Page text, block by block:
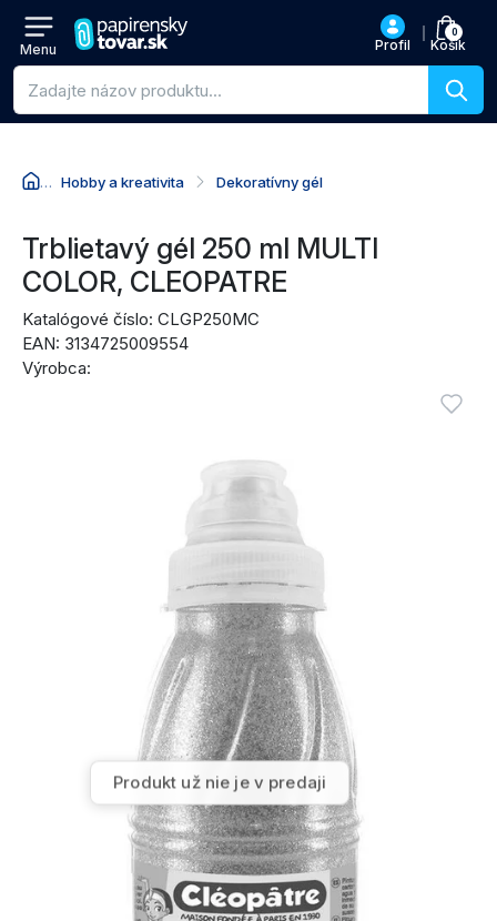
Menu Profil
0
Košík
Vyhľadávanie produktov
Hobby a kreativita Dekoratívny gél
Prejsť na názov produktu
Prejsť na cenu
Prejsť na nákupné akcie
Prejsť na recenzie
Trblietavý gél 250 ml MULTI
COLOR, CLEOPATRE
Katalógové číslo: CLGP250MC
EAN: 3134725009554
Výrobca:
Produkt už nie je v predaji